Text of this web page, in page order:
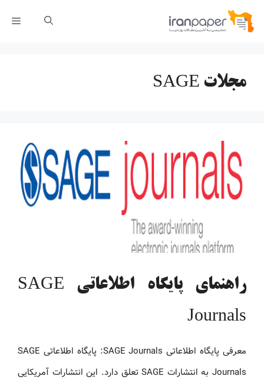
پرش
مجلات SAGE
راهنمای پایگاه اطلاعاتی SAGE
Journals
معرفی پایگاه اطلاعاتی SAGE Journals: پایگاه اطلاعاتی SAGE
Journals به انتشارات SAGE تعلق دارد. این انتشارات آمریکایی